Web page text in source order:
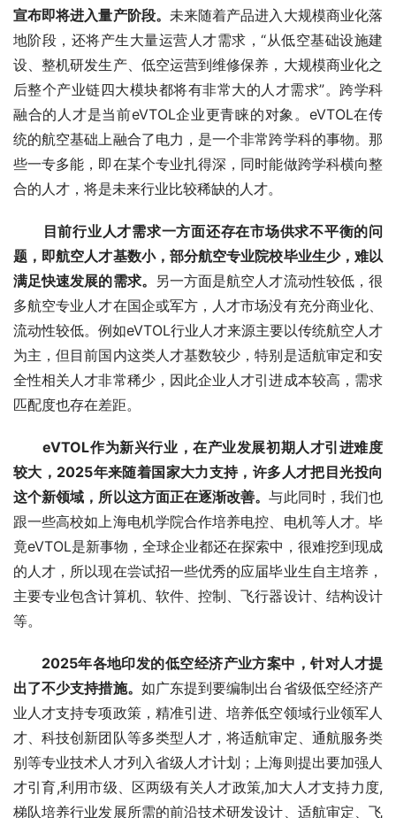
宣布即将进入量产阶段。 未来随着产品进入大规模商业化落
地阶段，还将产生大量运营人才需求，“从低空基础设施建
设、整机研发生产、低空运营到维修保养，大规模商业化之
后整个产业链四大模块都将有非常大的人才需求”。跨学科
融合的人才是当前eVTOL企业更青睐的对象。eVTOL在传
统的航空基础上融合了电力，是一个非常跨学科的事物。那
些一专多能，即在某个专业扎得深，同时能做跨学科横向整
合的人才，将是未来行业比较稀缺的人才。
目前行业人才需求一方面还存在市场供求不平衡的问
题，即航空人才基数小，部分航空专业院校毕业生少，难以
满足快速发展的需求。 另一方面是航空人才流动性较低，很
多航空专业人才在国企或军方，人才市场没有充分商业化、
流动性较低。例如eVTOL行业人才来源主要以传统航空人才
为主，但目前国内这类人才基数较少，特别是适航审定和安
全性相关人才非常稀少，因此企业人才引进成本较高，需求
匹配度也存在差距。
eVTOL作为新兴行业，在产业发展初期人才引进难度
较大，2025年来随着国家大力支持，许多人才把目光投向
这个新领域，所以这方面正在逐渐改善。与此同时，我们也
跟一些高校如上海电机学院合作培养电控、电机等人才。毕
竟eVTOL是新事物，全球企业都还在探索中，很难挖到现成
的人才，所以现在尝试招一些优秀的应届毕业生自主培养，
主要专业包含计算机、软件、控制、飞行器设计、结构设计
等。
2025年各地印发的低空经济产业方案中，针对人才提
出了不少支持措施。 如广东提到要编制出台省级低空经济产
业人才支持专项政策，精准引进、培养低空领域行业领军人
才、科技创新团队等多类型人才，将适航审定、通航服务类
别等专业技术人才列入省级人才计划；上海则提出要加强人
才引育,利用市级、区两级有关人才政策,加大人才支持力度,
梯队培养行业发展所需的前沿技术研发设计、适航审定、飞